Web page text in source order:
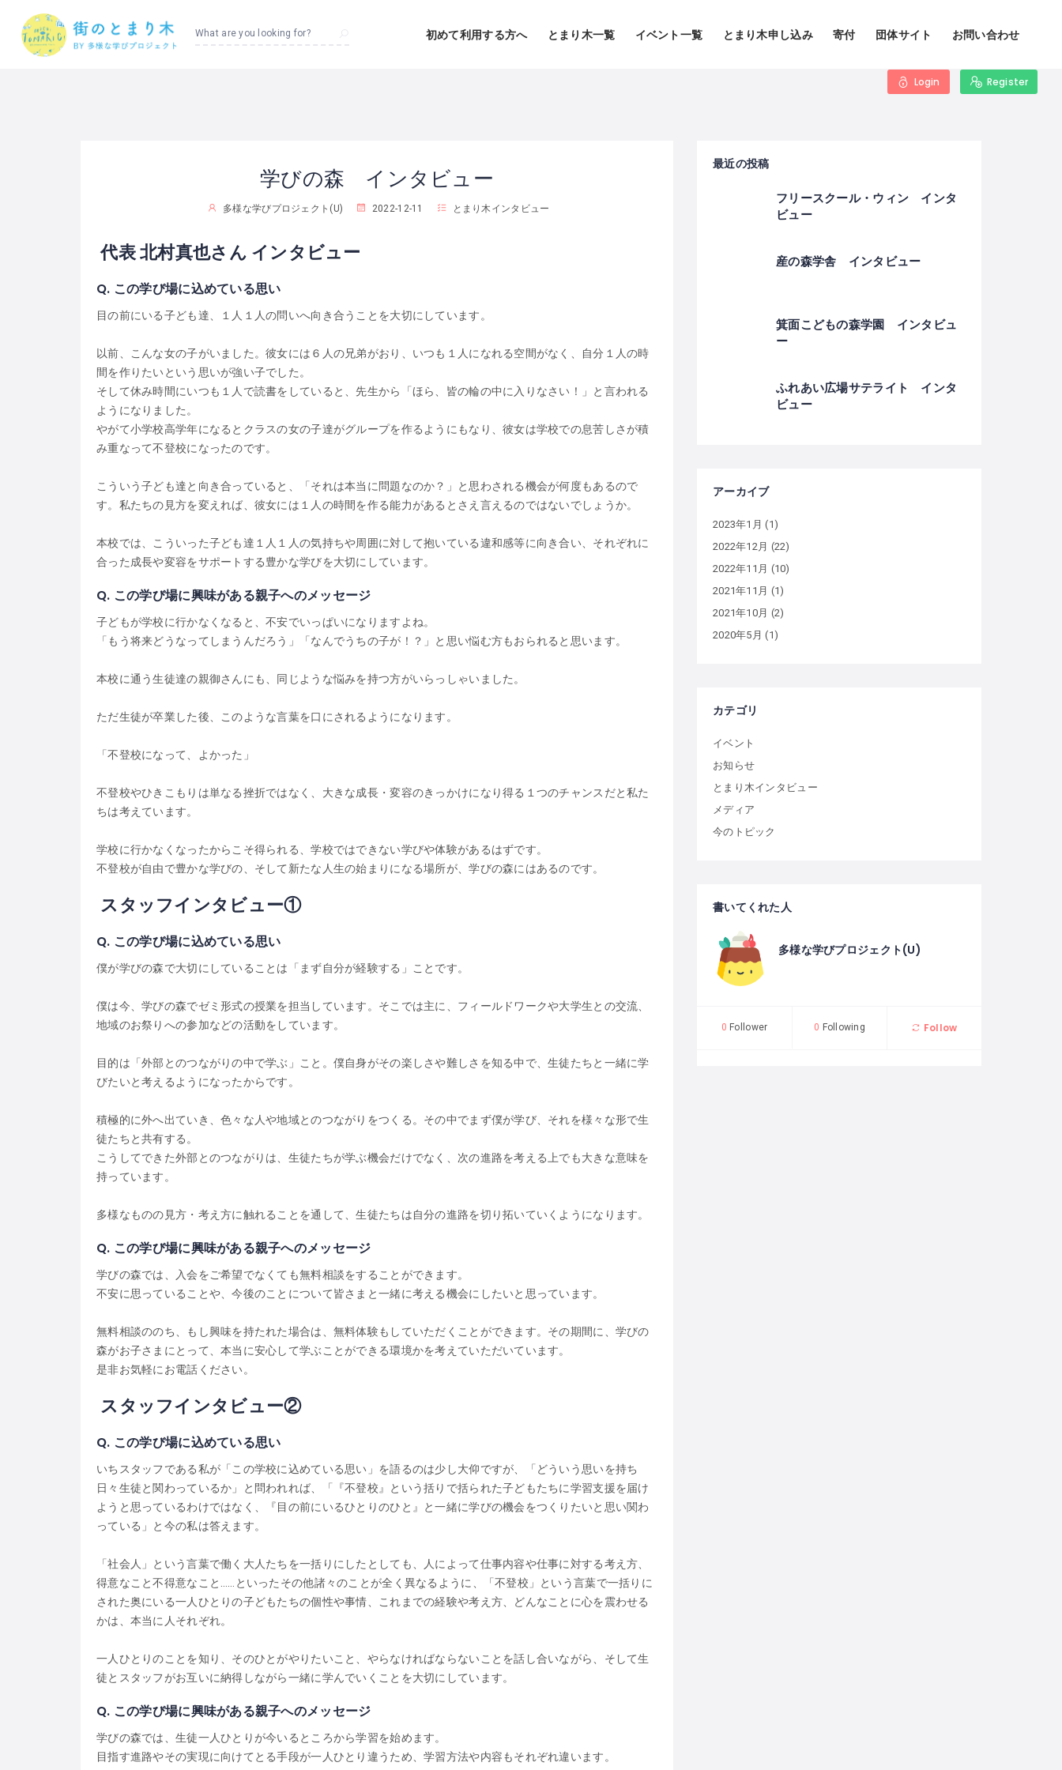
What are you looking for? 初めて利用する方へ とまり木一覧 イベント一覧 とまり木申し込み 寄付 団体サイト お問い合わせ
Login Register
学びの森 インタビュー
多様な学びプロジェクト(U) 2022-12-11 とまり木インタビュー
代表北村真也さん インタビュー
Q. この学び場に込めている思い
目の前にいる子ども達、１人１人の問いへ向き合うことを大切にしています。
以前、こんな女の子がいました。彼女には６人の兄弟がおり、いつも１人になれる空間がなく、自分１人の時
間を作りたいという思いが強い子でした。
そして休み時間にいつも１人で読書をしていると、先生から「ほら、皆の輪の中に入りなさい！」と言われる
ようになりました。
やがて小学校高学年になるとクラスの女の子達がグループを作るようにもなり、彼女は学校での息苦しさが積
み重なって不登校になったのです。
こういう子ども達と向き合っていると、「それは本当に問題なのか？」と思わされる機会が何度もあるので
す。私たちの見方を変えれば、彼女には１人の時間を作る能力があるとさえ言えるのではないでしょうか。
本校では、こういった子ども達１人１人の気持ちや周囲に対して抱いている違和感等に向き合い、それぞれに
合った成長や変容をサポートする豊かな学びを大切にしています。
Q. この学び場に興味がある親子へのメッセージ
子どもが学校に行かなくなると、不安でいっぱいになりますよね。
「もう将来どうなってしまうんだろう」「なんでうちの子が！？」と思い悩む方もおられると思います。
本校に通う生徒達の親御さんにも、同じような悩みを持つ方がいらっしゃいました。
ただ生徒が卒業した後、このような言葉を口にされるようになります。
「不登校になって、よかった」
不登校やひきこもりは単なる挫折ではなく、大きな成長・変容のきっかけになり得る１つのチャンスだと私た
ちは考えています。
学校に行かなくなったからこそ得られる、学校ではできない学びや体験があるはずです。
不登校が自由で豊かな学びの、そして新たな人生の始まりになる場所が、学びの森にはあるのです。
スタッフインタビュー①
Q. この学び場に込めている思い
僕が学びの森で大切にしていることは「まず自分が経験する」ことです。
僕は今、学びの森でゼミ形式の授業を担当しています。そこでは主に、フィールドワークや大学生との交流、
地域のお祭りへの参加などの活動をしています。
目的は「外部とのつながりの中で学ぶ」こと。僕自身がその楽しさや難しさを知る中で、生徒たちと一緒に学
びたいと考えるようになったからです。
積極的に外へ出ていき、色々な人や地域とのつながりをつくる。その中でまず僕が学び、それを様々な形で生
徒たちと共有する。
こうしてできた外部とのつながりは、生徒たちが学ぶ機会だけでなく、次の進路を考える上でも大きな意味を
持っています。
多様なものの見方・考え方に触れることを通して、生徒たちは自分の進路を切り拓いていくようになります。
Q. この学び場に興味がある親子へのメッセージ
学びの森では、入会をご希望でなくても無料相談をすることができます。
不安に思っていることや、今後のことについて皆さまと一緒に考える機会にしたいと思っています。
無料相談ののち、もし興味を持たれた場合は、無料体験もしていただくことができます。その期間に、学びの
森がお子さまにとって、本当に安心して学ぶことができる環境かを考えていただいています。
是非お気軽にお電話ください。
スタッフインタビュー②
Q. この学び場に込めている思い
いちスタッフである私が「この学校に込めている思い」を語るのは少し大仰ですが、「どういう思いを持ち
日々生徒と関わっているか」と問われれば、「『不登校』という括りで括られた子どもたちに学習支援を届け
ようと思っているわけではなく、『目の前にいるひとりのひと』と一緒に学びの機会をつくりたいと思い関わ
っている」と今の私は答えます。
「社会人」という言葉で働く大人たちを一括りにしたとしても、人によって仕事内容や仕事に対する考え方、
得意なこと不得意なこと……といったその他諸々のことが全く異なるように、「不登校」という言葉で一括りに
された奥にいる一人ひとりの子どもたちの個性や事情、これまでの経験や考え方、どんなことに心を震わせる
かは、本当に人それぞれ。
一人ひとりのことを知り、そのひとがやりたいこと、やらなければならないことを話し合いながら、そして生
徒とスタッフがお互いに納得しながら一緒に学んでいくことを大切にしています。
Q. この学び場に興味がある親子へのメッセージ
学びの森では、生徒一人ひとりが今いるところから学習を始めます。
目指す進路やその実現に向けてとる手段が一人ひとり違うため、学習方法や内容もそれぞれ違います。
最近の投稿
フリースクール・ウィン インタ
ビュー
産の森学舎 インタビュー
箕面こどもの森学園 インタビュ
ー
ふれあい広場サテライト インタ
ビュー
アーカイブ
2023年1月 (1)
2022年12月 (22)
2022年11月 (10)
2021年11月 (1)
2021年10月 (2)
2020年5月 (1)
カテゴリ
イベント
お知らせ
とまり木インタビュー
メディア
今のトピック
書いてくれた人
多様な学びプロジェクト(U)
0 Follower 0 Following Follow